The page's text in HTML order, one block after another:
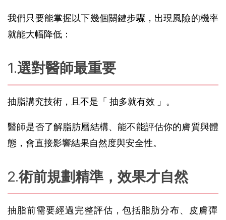
我們只要能掌握以下幾個關鍵步驟，出現風險的機率
就能大幅降低：
選對醫師最重要
抽脂講究技術，且不是「 抽多就有效 」。
醫師是否了解脂肪層結構、能不能評估你的膚質與體
態，會直接影響結果自然度與安全性。
術前規劃精準，效果才自然
抽脂前需要經過完整評估，包括脂肪分布、皮膚彈